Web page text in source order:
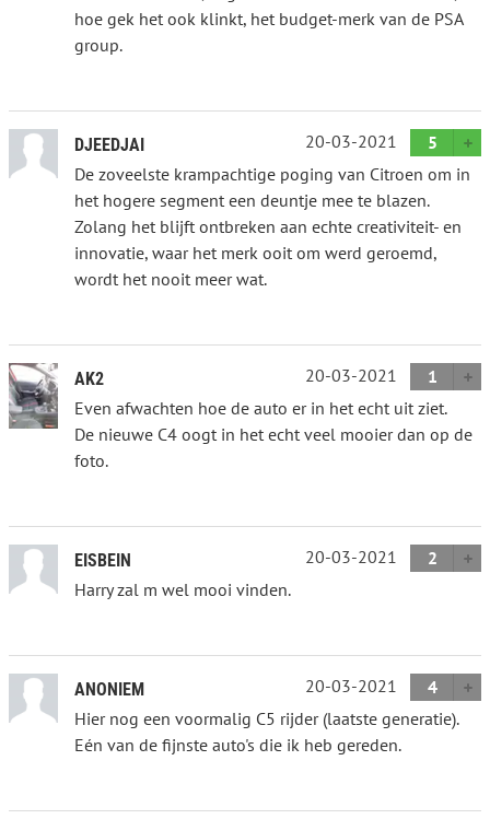
hoe gek het ook klinkt, het budget-merk van de PSA
group.
DJEEDJAI 20-03-2021
5
De zoveelste krampachtige poging van Citroen om in
het hogere segment een deuntje mee te blazen.
Zolang het blijft ontbreken aan echte creativiteit- en
innovatie, waar het merk ooit om werd geroemd,
wordt het nooit meer wat.
AK2 20-03-2021
1
Even afwachten hoe de auto er in het echt uit ziet.
De nieuwe C4 oogt in het echt veel mooier dan op de
foto.
EISBEIN 20-03-2021
2
Harry zal m wel mooi vinden.
ANONIEM 20-03-2021
4
Hier nog een voormalig C5 rijder (laatste generatie).
Eén van de fijnste auto's die ik heb gereden.